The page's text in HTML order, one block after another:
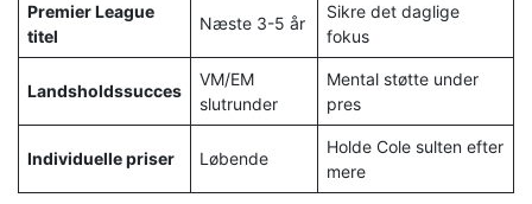
Premier League
titel
Næste 3-5 år
Sikre det daglige
fokus
Landsholdssucces
VM/EM
slutrunder
Mental støtte under
pres
Individuelle priser Løbende
Holde Cole sulten efter
mere